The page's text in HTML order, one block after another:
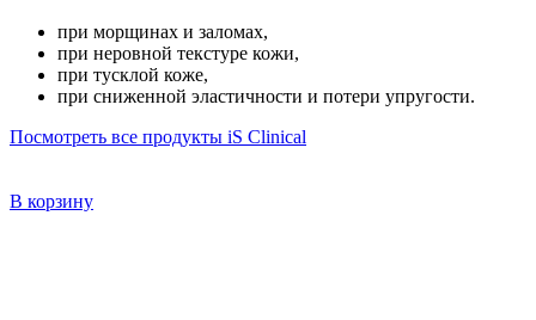
при морщинах и заломах,
при неровной текстуре кожи,
при тусклой коже,
при сниженной эластичности и потери упругости.
Посмотреть все продукты iS Clinical
В корзину